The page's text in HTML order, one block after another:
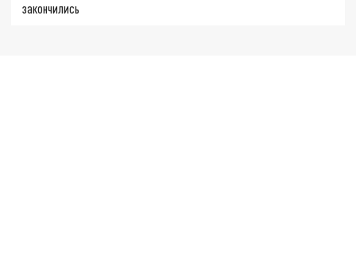
закончились